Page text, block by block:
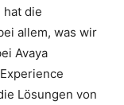
hat die
allem, was wir
Avaya
Lösungen von